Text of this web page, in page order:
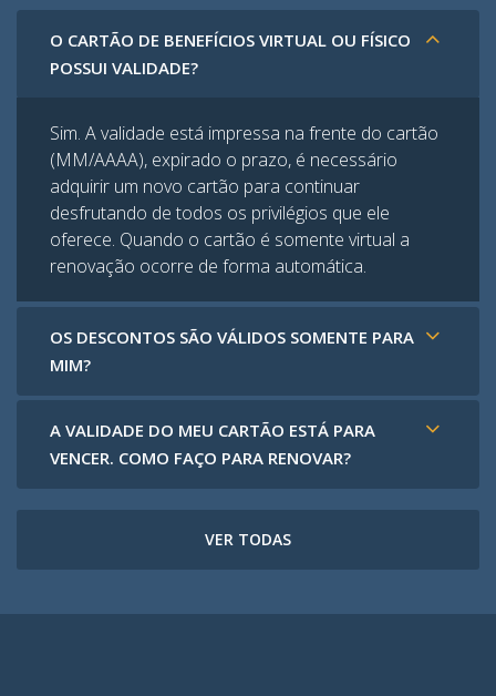
O CARTÃO DE BENEFÍCIOS VIRTUAL OU FÍSICO
POSSUI VALIDADE?
Sim. A validade está impressa na frente do cartão
(MM/AAAA), expirado o prazo, é necessário
adquirir um novo cartão para continuar
desfrutando de todos os privilégios que ele
oferece. Quando o cartão é somente virtual a
renovação ocorre de forma automática.
OS DESCONTOS SÃO VÁLIDOS SOMENTE PARA
MIM?
A VALIDADE DO MEU CARTÃO ESTÁ PARA
VENCER. COMO FAÇO PARA RENOVAR?
VER TODAS